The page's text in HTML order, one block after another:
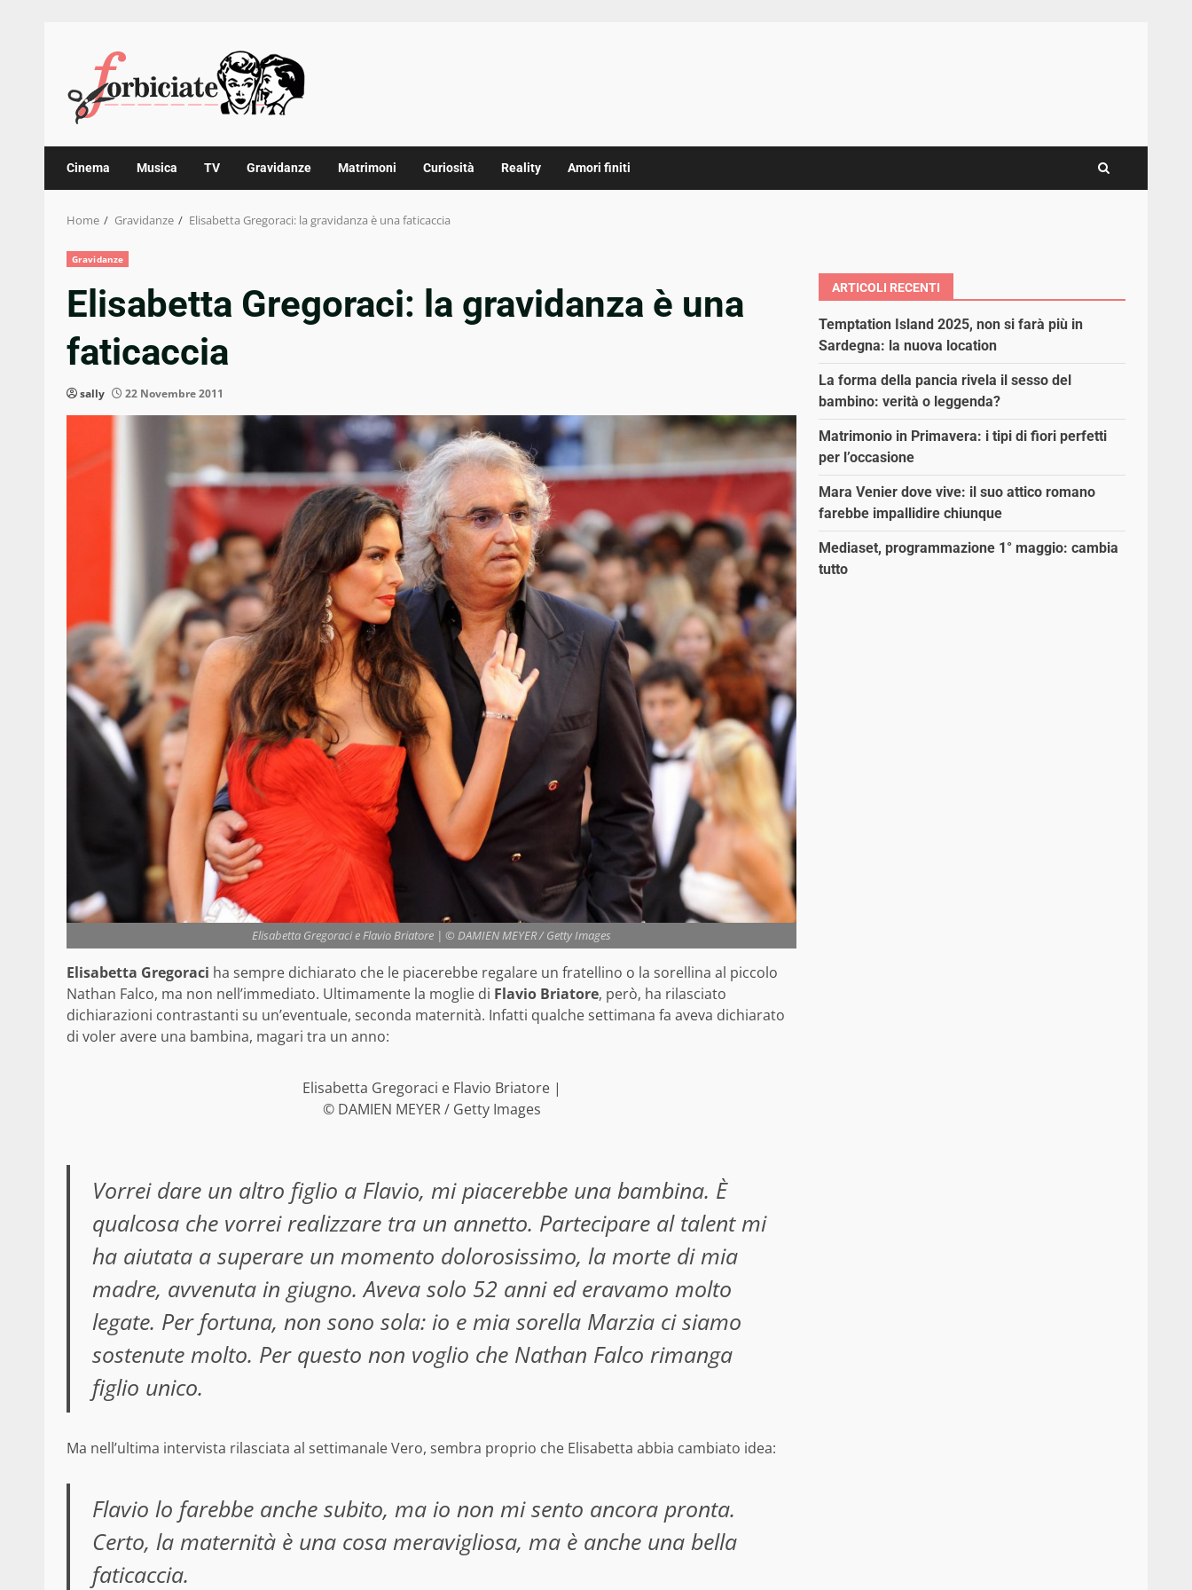
content
Cinema Musica TV Gravidanze Matrimoni Curiosità Reality Amori finiti
Home Gravidanze Elisabetta Gregoraci: la gravidanza è una faticaccia
Gravidanze
Elisabetta Gregoraci: la gravidanza è una
faticaccia
sally 22 Novembre 2011
Elisabetta Gregoraci e Flavio Briatore | © DAMIEN MEYER / Getty Images
Elisabetta Gregoraci ha sempre dichiarato che le piacerebbe regalare un fratellino o la sorellina al piccolo
Nathan Falco, ma non nell’immediato. Ultimamente la moglie di Flavio Briatore, però, ha rilasciato
dichiarazioni contrastanti su un’eventuale, seconda maternità. Infatti qualche settimana fa aveva dichiarato
di voler avere una bambina, magari tra un anno:
Elisabetta Gregoraci e Flavio Briatore |
© DAMIEN MEYER / Getty Images
Vorrei dare un altro figlio a Flavio, mi piacerebbe una bambina. È
qualcosa che vorrei realizzare tra un annetto. Partecipare al talent mi
ha aiutata a superare un momento dolorosissimo, la morte di mia
madre, avvenuta in giugno. Aveva solo 52 anni ed eravamo molto
legate. Per fortuna, non sono sola: io e mia sorella Marzia ci siamo
sostenute molto. Per questo non voglio che Nathan Falco rimanga
figlio unico.
Ma nell’ultima intervista rilasciata al settimanale Vero, sembra proprio che Elisabetta abbia cambiato idea:
Flavio lo farebbe anche subito, ma io non mi sento ancora pronta.
Certo, la maternità è una cosa meravigliosa, ma è anche una bella
faticaccia.
ARTICOLI RECENTI
Temptation Island 2025, non si farà più in
Sardegna: la nuova location
La forma della pancia rivela il sesso del
bambino: verità o leggenda?
Matrimonio in Primavera: i tipi di fiori perfetti
per l’occasione
Mara Venier dove vive: il suo attico romano
farebbe impallidire chiunque
Mediaset, programmazione 1° maggio: cambia
tutto